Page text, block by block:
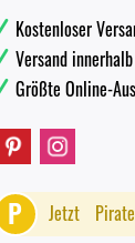
Kostenloser
Versand
Größte Online-
P Jetzt